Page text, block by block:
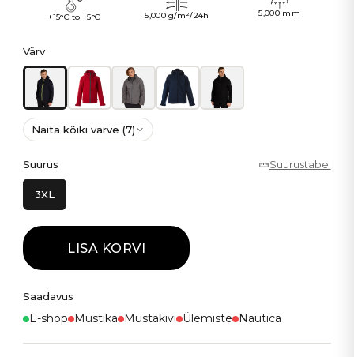
+15°C to +5°C 5,000 g/m²/24h 5,000 mm
Värv
Näita kõiki värve (7)
Suurus Suurustabel
3XL
LISA KORVI
Saadavus
E-shop Mustika Mustakivi Ülemiste Nautica